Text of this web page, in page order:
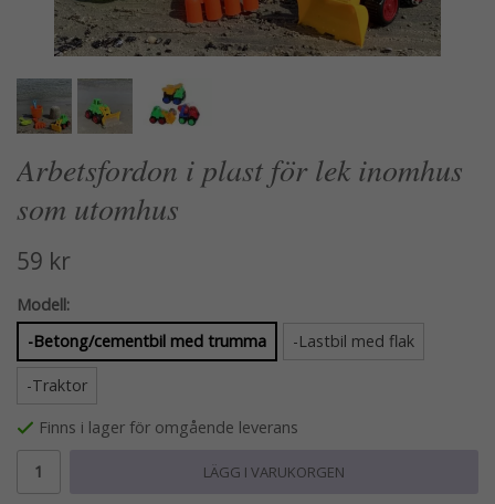
Arbetsfordon i plast för lek inomhus
som utomhus
59 kr
Modell:
-Betong/cementbil med trumma
-Lastbil med flak
-Traktor
Finns i lager för omgående leverans
LÄGG I VARUKORGEN